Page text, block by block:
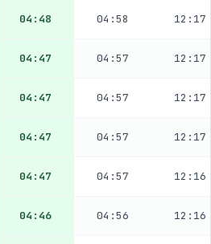
04:48 04:58 12:17
04:47 04:57 12:17
04:47 04:57 12:17
04:47 04:57 12:17
04:47 04:57 12:16
04:46 04:56 12:16